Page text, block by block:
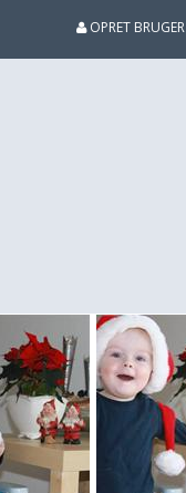
OPRET BRUGER